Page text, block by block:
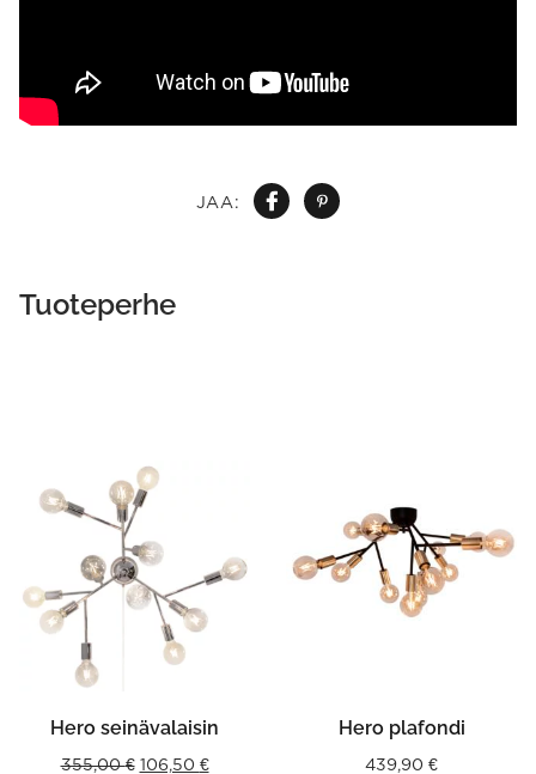
JAA:
Tuoteperhe
Hero seinävalaisin
355,00€ Original
106,50 €Current
Hero plafondi
439,90 €